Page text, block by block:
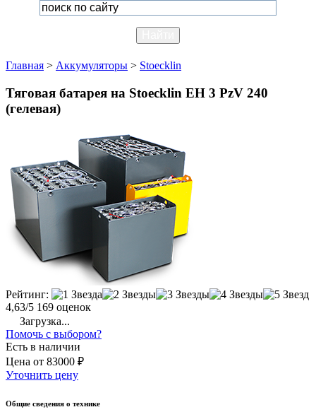
Главная > Аккумуляторы > Stoecklin
Тяговая батарея на Stoecklin EH 3 PzV 240
(гелевая)
Рейтинг:
4,63/5 169 оценок
Загрузка...
Помочь с выбором?
Есть в наличии
Цена от 83000 ₽
Уточнить цену
Общие сведения о технике